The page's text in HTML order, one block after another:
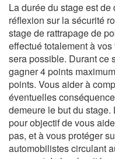
La durée du stage est
réflexion sur la sécurité
stage de rattrapage de
effectué totalement à
sera possible. Durant ce
gagner 4 points
points. Vous aider à
éventuelles
demeure le but du
pour objectif de vous
pas, et à vous protéger
automobilistes circulant